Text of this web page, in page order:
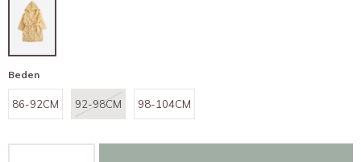
Beden
86-92CM 92-98CM 98-104CM